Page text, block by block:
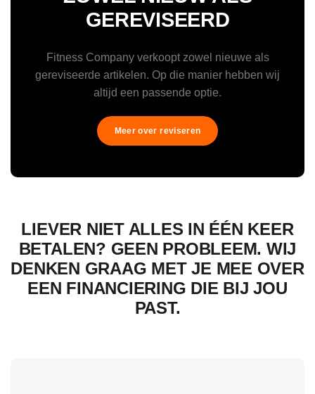
GEREVISEERD
Fitness Company verkoopt zowel nieuwe als
gereviseerde artikelen. Op die manier hebben wij
altijd een passende optie.
Meer over reviseren
LIEVER NIET ALLES IN ÉÉN KEER
BETALEN? GEEN PROBLEEM. WIJ
DENKEN GRAAG MET JE MEE OVER
EEN FINANCIERING DIE BIJ JOU
PAST.